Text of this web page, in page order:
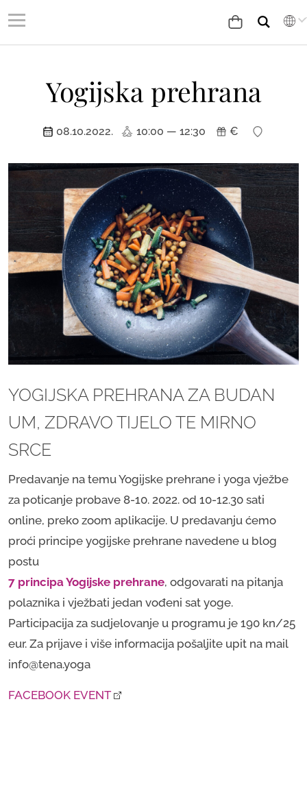
Yogijska prehrana
08.10.2022. 10:00 — 12:30 €
YOGIJSKA PREHRANA ZA BUDAN
UM, ZDRAVO TIJELO TE MIRNO
SRCE
Predavanje na temu Yogijske prehrane i yoga vježbe
za poticanje probave 8-10. 2022. od 10-12.30 sati
online, preko zoom aplikacije. U predavanju ćemo
proći principe yogijske prehrane navedene u blog
postu
7 principa Yogijske prehrane, odgovarati na pitanja
polaznika i vježbati jedan vođeni sat yoge.
Participacija za sudjelovanje u programu je 190 kn/25
eur. Za prijave i više informacija pošaljite upit na mail
info@tena.yoga
FACEBOOK EVENT